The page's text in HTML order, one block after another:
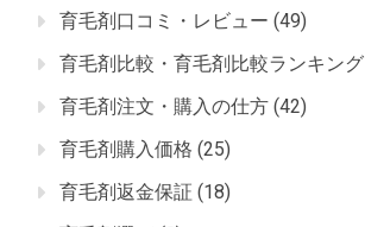
育毛剤口コミ・レビュー (49)
育毛剤比較・育毛剤比較ランキング
育毛剤注文・購入の仕方 (42)
育毛剤購入価格 (25)
育毛剤返金保証 (18)